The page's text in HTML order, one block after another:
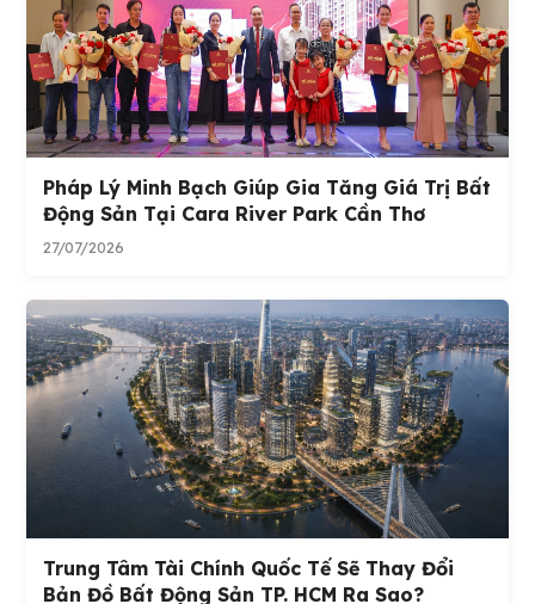
Pháp Lý Minh Bạch Giúp Gia Tăng Giá Trị Bất
Động Sản Tại Cara River Park Cần Thơ
27/07/2026
Trung Tâm Tài Chính Quốc Tế Sẽ Thay Đổi
Bản Đồ Bất Động Sản TP. HCM Ra Sao?